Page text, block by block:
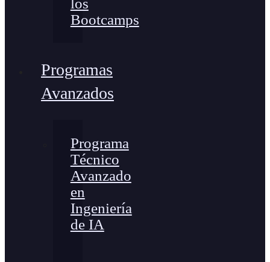
los
Bootcamps
Programas
Avanzados
Programa
Técnico
Avanzado
en
Ingeniería
de IA